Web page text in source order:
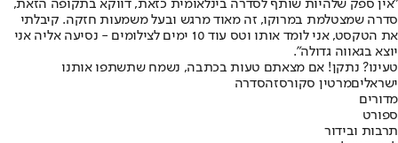
"אין ספק שלהיות שותף לסדרה בינלאומית כזאת, דווקא בתקופה הזאת,
סדרה שמצטלמת במרוקו, זה מאוד מרגש ובעל משמעות חזקה. קיבלתי
את הטקסט, אני לומד אותו וטס עוד 10 ימים לצילומים - נסיעה אליה אני
יוצא בגאווה גדולה".
טעינו? נתקן! אם מצאתם טעות בכתבה, נשמח שתשתפו אותנו
ישראליםמרטין סקורסזהסדרה
מדורים
ספורט
תרבות ובידור